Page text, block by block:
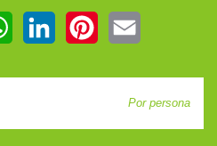
WhatsAppLinkedIn Pinterest
Por persona